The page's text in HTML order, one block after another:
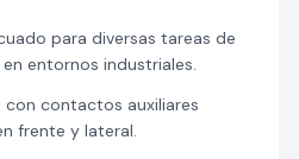
para diversas tareas de
entornos industriales.
contactos auxiliares
frente y lateral.